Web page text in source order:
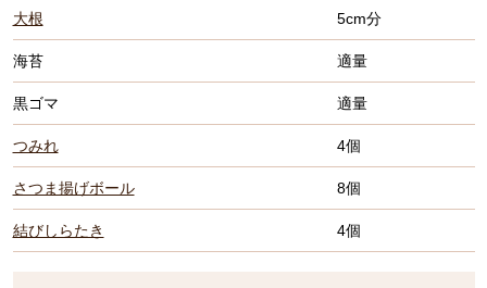
大根 5cm分
海苔 適量
黒ゴマ 適量
つみれ 4個
さつま揚げボール 8個
結びしらたき 4個